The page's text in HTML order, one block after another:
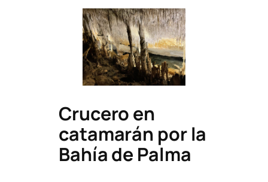
Crucero en
catamarán por la
Bahía de Palma